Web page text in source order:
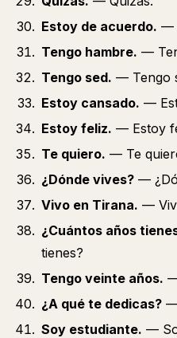
Estoy de acuerdo. —
Tengo hambre. —
Tengo sed. — Tengo
Estoy cansado. —
Estoy feliz. — Estoy
Te quiero. — Te
¿Dónde vives? —
Vivo en Tirana. —
¿Cuántos años
tienes?
Tengo veinte años.
¿A qué te dedicas? —
Soy estudiante. —